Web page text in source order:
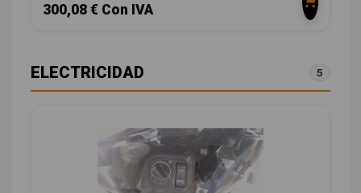
300,08 € Con IVA
ELECTRICIDAD 5